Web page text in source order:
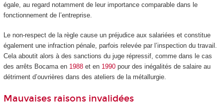
égale, au regard notamment de leur importance comparable dans le
fonctionnement de l’entreprise.
Le non-respect de la règle cause un préjudice aux salariées et constitue
également une infraction pénale, parfois relevée par l’inspection du travail.
Cela aboutit alors à des sanctions du juge répressif, comme dans le cas
des arrêts Bocama en 1988et en 1990pour des inégalités de salaire au
détriment d’ouvrières dans des ateliers de la métallurgie.
Mauvaises raisons invalidées